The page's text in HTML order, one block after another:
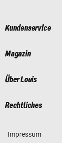
Kundenservice
Magazin
Über Louis
Rechtliches
Impressum